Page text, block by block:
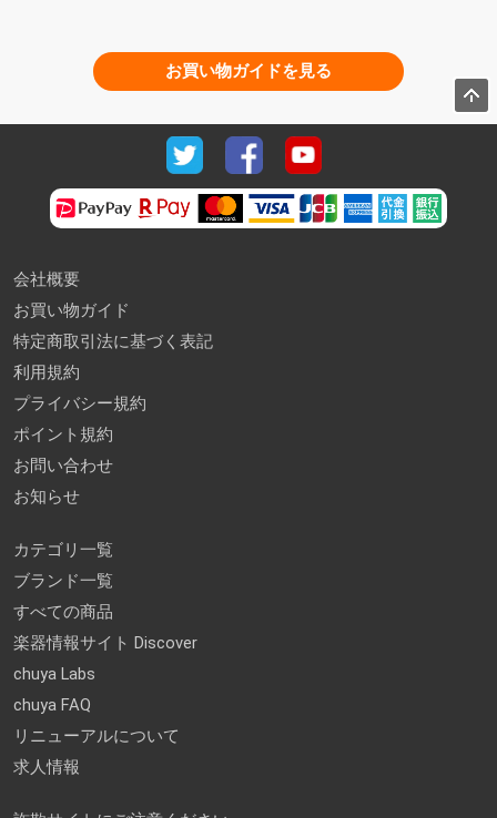
お買い物ガイドを見る
会社概要
お買い物ガイド
特定商取引法に基づく表記
利用規約
プライバシー規約
ポイント規約
お問い合わせ
お知らせ
カテゴリ一覧
ブランド一覧
すべての商品
楽器情報サイト Discover
chuya Labs
chuya FAQ
リニューアルについて
求人情報